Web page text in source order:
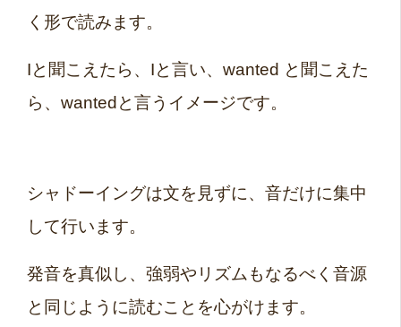
く形で読みます。
Iと聞こえたら、Iと言い、wanted と聞こえた
ら、wantedと言うイメージです。
シャドーイングは文を見ずに、音だけに集中
して行います。
発音を真似し、強弱やリズムもなるべく音源
と同じように読むことを心がけます。